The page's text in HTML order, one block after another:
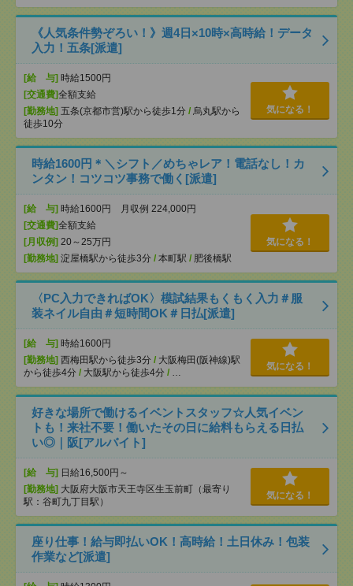
《人気条件勢ぞろい！》週4日×10時×高時給！データ
入力！五条[派遣]
[給 与] 時給1500円
[交通費]全額支給
[勤務地] 五条(京都市営)駅から徒歩1分 / 烏丸駅から
徒歩10分
気になる！
時給1600円＊＼シフト／めちゃレア！電話なし！カ
ンタン！コツコツ事務で働く[派遣]
[給 与] 時給1600円 月収例 224,000円
[交通費]全額支給
[月収例] 20～25万円
[勤務地] 淀屋橋駅から徒歩3分 / 本町駅 / 肥後橋駅
気になる！
〈PC入力できればOK〉模試結果もくもく入力＃服
装ネイル自由＃短時間OK＃日払[派遣]
[給 与] 時給1600円
[勤務地] 西梅田駅から徒歩3分 / 大阪梅田(阪神線)駅
から徒歩4分 / 大阪駅から徒歩4分 / …
気になる！
好きな場所で働けるイベントスタッフ☆人気イベン
トも！来社不要！働いたその日に給料もらえる日払
い◎｜阪[アルバイト]
[給 与] 日給16,500円～
[勤務地] 大阪府大阪市天王寺区生玉前町（最寄り
駅：谷町九丁目駅）
気になる！
座り仕事！給与即払いOK！高時給！土日休み！包装
作業など[派遣]